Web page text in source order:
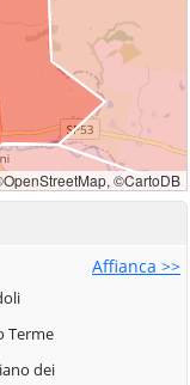
Affianca >>
Terme
dei